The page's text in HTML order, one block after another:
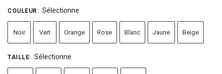
COULEUR : Sélectionne
Noir Vert Orange Rose Blanc Jaune Beige
TAILLE: Sélectionne